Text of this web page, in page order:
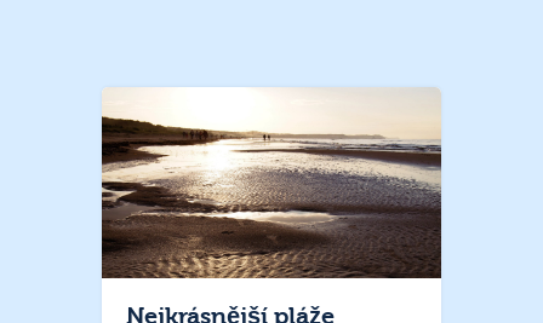
Nejkrásnější pláže